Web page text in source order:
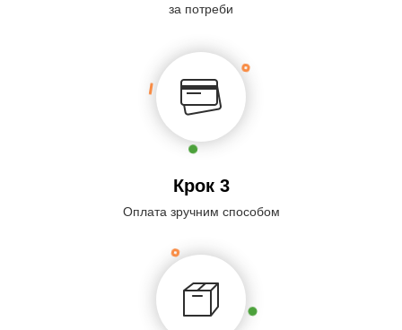
за потреби
Крок 3
Оплата зручним способом